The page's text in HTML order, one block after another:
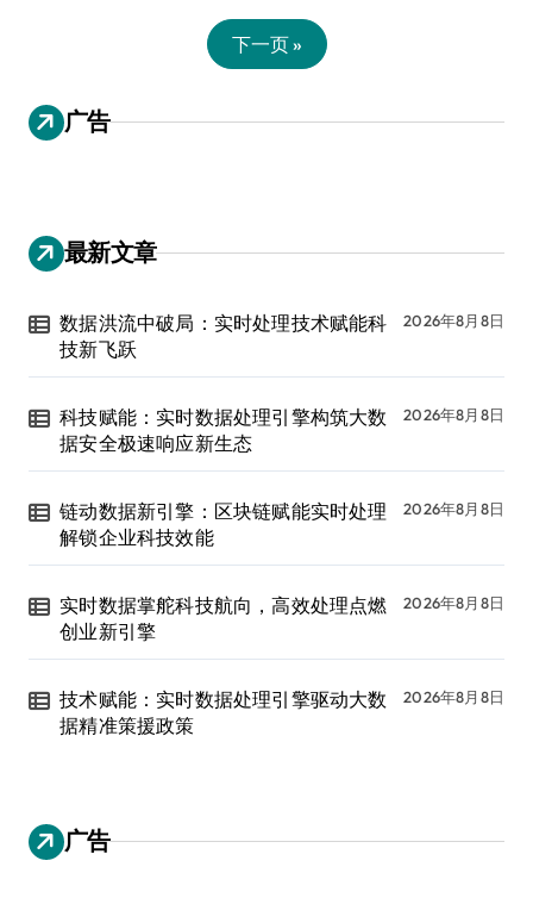
下一页 »
广告
最新文章
数据洪流中破局：实时处理技术赋能科
技新飞跃
2026年8月8日
科技赋能：实时数据处理引擎构筑大数
据安全极速响应新生态
2026年8月8日
链动数据新引擎：区块链赋能实时处理
解锁企业科技效能
2026年8月8日
实时数据掌舵科技航向，高效处理点燃
创业新引擎
2026年8月8日
技术赋能：实时数据处理引擎驱动大数
据精准策援政策
2026年8月8日
广告